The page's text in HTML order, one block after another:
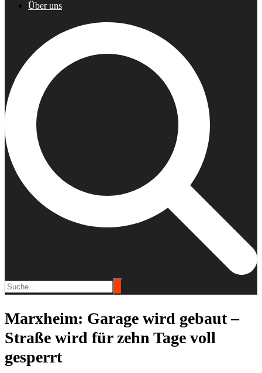
Über uns
Marxheim: Garage wird gebaut –
Straße wird für zehn Tage voll
gesperrt